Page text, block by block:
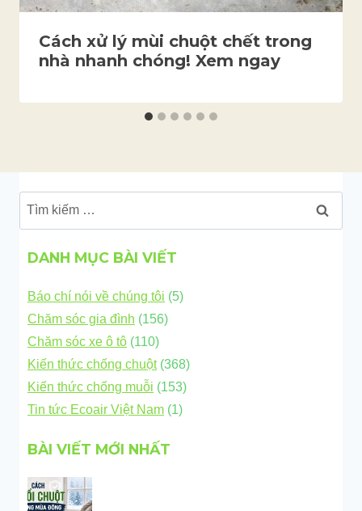
Cách xử lý mùi chuột chết trong
nhà nhanh chóng! Xem ngay
Tìm
kiếm
cho:
DANH MỤC BÀI VIẾT
Báo chí nói về chúng tôi (5)
Chăm sóc gia đình (156)
Chăm sóc xe ô tô (110)
Kiến thức chống chuột(368)
Kiến thức chống muỗi (153)
Tin tức Ecoair Việt Nam (1)
BÀI VIẾT MỚI NHẤT